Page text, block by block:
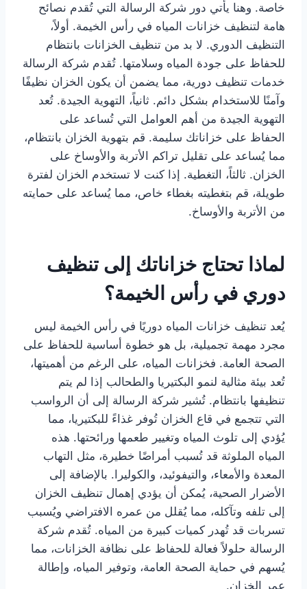
خاصة. وهنا يأتي دور شركة الرسالة التي تُقدم نصائح
هامة لتنظيف خزانات المياه في رأس الخيمة. أولاً،
التنظيف الدوري. لا بد من تنظيف الخزانات بانتظام
للحفاظ على جودة المياه وسلامتها. تُقدم شركة الرسالة
خدمات تنظيف دورية، مما يضمن أن يكون الخزان نظيفًا
وآمنًا للاستخدام بشكل دائم. ثانياً، التهوية الجيدة. تُعد
التهوية الجيدة من أهم العوامل التي تُساعد على
الحفاظ على خزاناتك سليمة. قم بتهوية الخزان بانتظام،
مما يُساعد على تقليل تراكم الأتربة والأوساخ على
الخزان. ثالثاً، التغطية. إذا كنت لا تستخدم الخزان لفترة
طويلة، قم بتغطيته بغطاء خاص، مما يُساعد على حمايته
من الأتربة والأوساخ.
لماذا تحتاج خزاناتك إلى تنظيف
دوري في رأس الخيمة؟
يُعد تنظيف خزانات المياه دوريًا في رأس الخيمة ليس
مجرد مهمة تجميلية، بل هو خطوة أساسية للحفاظ على
الصحة العامة. فخزانات المياه، على الرغم من أهميتها،
تُعد بيئة مثالية لنمو البكتيريا والطحالب إذا لم يتم
تنظيفها بانتظام. تُشير شركة الرسالة إلى أن الرواسب
التي تتجمع في قاع الخزان تُوفر غذاءً للبكتيريا، مما
يُؤدي إلى تلوث المياه وتغيير طعمها ورائحتها. هذه
المياه الملوثة قد تُسبب أمراضًا خطيرة، مثل التهاب
المعدة والأمعاء، والتيفوئيد، والكوليرا. بالإضافة إلى
الأضرار الصحية، يُمكن أن يؤدي إهمال تنظيف الخزان
إلى تلفه وتآكله، مما يُقلل من عمره الافتراضي ويُسبب
تسربات قد تُهدر كميات كبيرة من المياه. تُقدم شركة
الرسالة حلولاً فعالة للحفاظ على نظافة الخزانات، مما
يُسهم في حماية الصحة العامة، وتوفير المياه، وإطالة
عمر الخزان.